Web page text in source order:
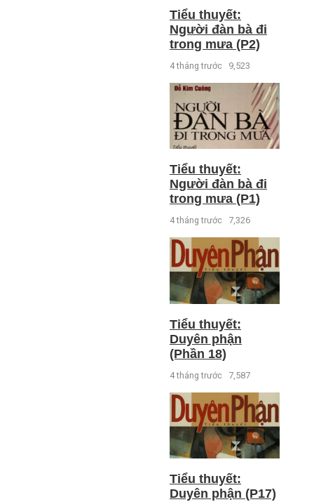
Tiểu thuyết:
Người đàn bà đi
trong mưa (P2)
4 tháng trước 9,523
Tiểu thuyết:
Người đàn bà đi
trong mưa (P1)
4 tháng trước 7,326
Tiểu thuyết:
Duyên phận
(Phần 18)
4 tháng trước 7,587
Tiểu thuyết:
Duyên phận (P17)